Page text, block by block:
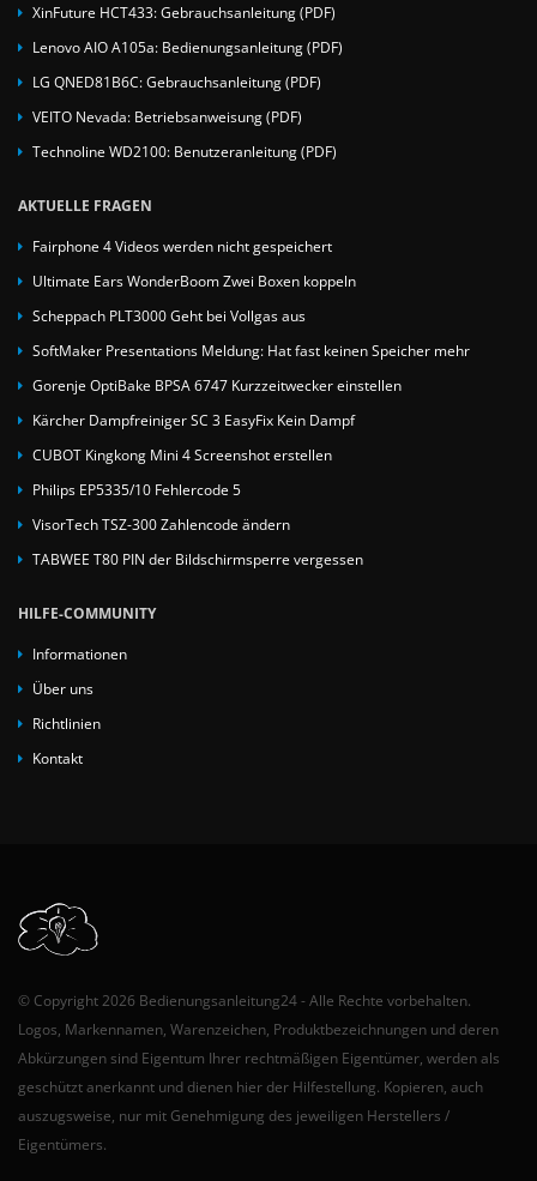
XinFuture HCT433: Gebrauchsanleitung (PDF)
Lenovo AIO A105a: Bedienungsanleitung (PDF)
LG QNED81B6C: Gebrauchsanleitung (PDF)
VEITO Nevada: Betriebsanweisung (PDF)
Technoline WD2100: Benutzeranleitung (PDF)
AKTUELLE FRAGEN
Fairphone 4 Videos werden nicht gespeichert
Ultimate Ears WonderBoom Zwei Boxen koppeln
Scheppach PLT3000 Geht bei Vollgas aus
SoftMaker Presentations Meldung: Hat fast keinen Speicher mehr
Gorenje OptiBake BPSA 6747 Kurzzeitwecker einstellen
Kärcher Dampfreiniger SC 3 EasyFix Kein Dampf
CUBOT Kingkong Mini 4 Screenshot erstellen
Philips EP5335/10 Fehlercode 5
VisorTech TSZ-300 Zahlencode ändern
TABWEE T80 PIN der Bildschirmsperre vergessen
HILFE-COMMUNITY
Informationen
Über uns
Richtlinien
Kontakt
© Copyright 2026 Bedienungsanleitung24 - Alle Rechte vorbehalten.
Logos, Markennamen, Warenzeichen, Produktbezeichnungen und deren
Abkürzungen sind Eigentum Ihrer rechtmäßigen Eigentümer, werden als
geschützt anerkannt und dienen hier der Hilfestellung. Kopieren, auch
auszugsweise, nur mit Genehmigung des jeweiligen Herstellers /
Eigentümers.